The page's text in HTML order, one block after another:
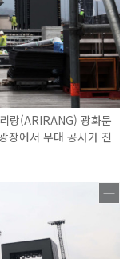
랑(ARIRANG) 광화문
장에서 무대 공사가 진